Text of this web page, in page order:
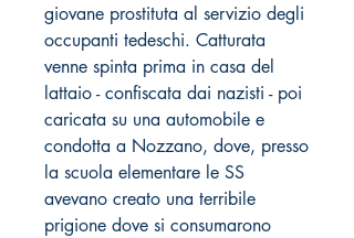
giovane prostituta al servizio degli
occupanti tedeschi. Catturata
venne spinta prima in casa del
lattaio - confiscata dai nazisti - poi
caricata su una automobile e
condotta a Nozzano, dove, presso
la scuola elementare le SS
avevano creato una terribile
prigione dove si consumarono